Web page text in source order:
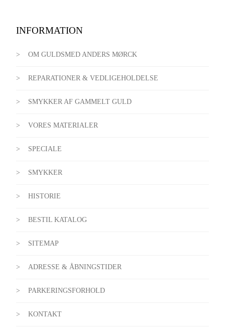
INFORMATION
OM GULDSMED ANDERS MØRCK
REPARATIONER & VEDLIGEHOLDELSE
SMYKKER AF GAMMELT GULD
VORES MATERIALER
SPECIALE
SMYKKER
HISTORIE
BESTIL KATALOG
SITEMAP
ADRESSE & ÅBNINGSTIDER
PARKERINGSFORHOLD
KONTAKT